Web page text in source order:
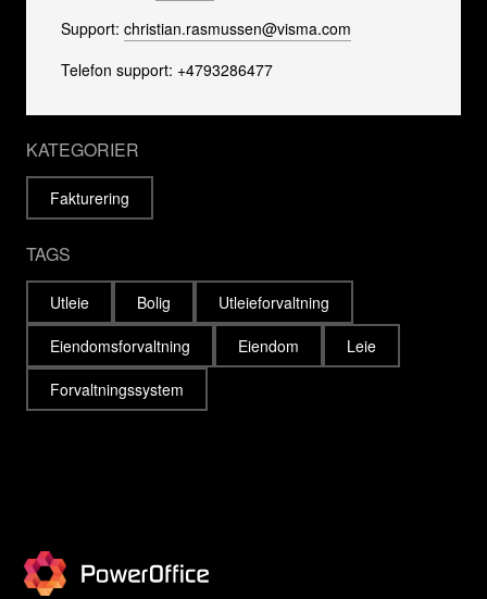
Support: christian.rasmussen@visma.com
Telefon support: +4793286477
KATEGORIER
Fakturering
TAGS
Utleie Bolig
Utleieforvaltning
Eiendomsforvaltning
Eiendom
Leie
Forvaltningssystem